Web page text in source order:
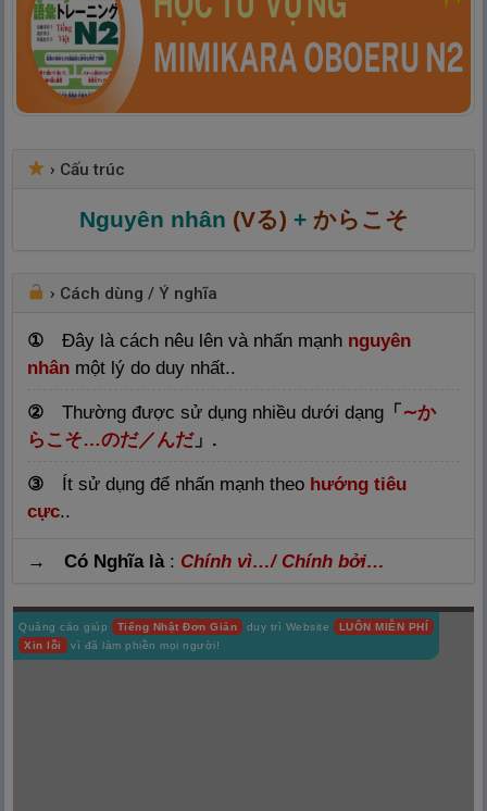
› Cấu trúc
Nguyên nhân (Vる) + から こそ
› Cách dùng / Ý nghĩa
① Đây là cách nêu lên và nhấn mạnh nguyên
nhân một lý do duy nhất..
② Thường được sử dụng nhiều dưới dạng「 ∼か
らこそ…のだ／んだ」 .
③ Ít sử dụng để nhấn mạnh theo hướng tiêu
cực..
→ Có Nghĩa là: Chính vì…/ Chính bởi…
Quảng cáo giúp Tiếng Nhật Đơn Giản duy trì Website
LUÔN MIỄN PHÍ
Xin lỗi
vì đã làm phiền mọi người!